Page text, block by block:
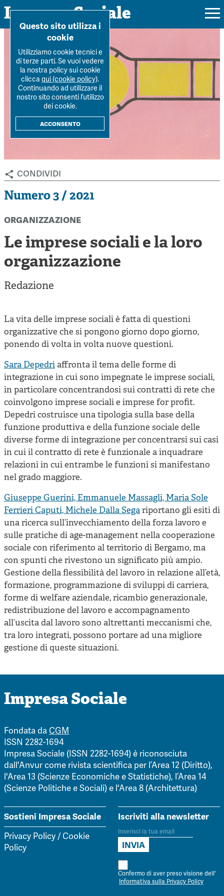
Impresa Sociale
Rivista
Ultimo numero
La Rivista
Submission
Autori
Archivio
Forum
Autori
Argomenti
Dossier
Workshop Impresa Sociale 2021
Impresa sociale e democrazia
Acini di fuoco - Dossier Mezzogiorno
Valutazione e dintorni
Contatti
Home Numero-3-2021
Le imprese sociali e la
loro organizz...
condividi
Numero 3 / 2021
organizzazione
Le imprese sociali e la loro
organizzazione
Redazione
La vita delle imprese sociali è fatta di questioni
organizzative che si pongono giorno dopo giorno,
ponendo di volta in volta nuove questioni.
Sara Depedriaffronta il tema delle forme di
integrazione in cui sono impegnate le imprese sociali,
in particolare concentrandosi sui contratti di rete che
coinvolgono imprese sociali e imprese for profit.
Depedri costruisce una tipologia sulla base della
funzione produttiva e della funzione sociale delle
diverse forme di integrazione per concentrarsi sui casi
in cui il contratto di rete è funzionale a inquadrare
relazioni in cui entrambe le funzioni si manifestano
nel grado maggiore.
Giuseppe Guerini, Emmanuele Massagli, Maria Sole
Ferrieri Caputi, Michele Dalla Segariportano gli esiti di
una ricerca sull’invecchiamento della forza lavoro e
sulle pratiche di age-management nella cooperazione
sociale con riferimento al territorio di Bergamo, ma
con spunti che rivestono un significato più ampio.
Gestione della flessibilità del lavoro in relazione all’età,
formazione, programmazione di sviluppi di carriera,
forme di welfare aziendale, ricambio generazionale,
redistribuzione del lavoro e accompagnamento
all’uscita dal lavoro sono altrettanti meccanismi che,
tra loro integrati, possono portare ad una migliore
gestione di queste situazioni.
Impresa Sociale
Fondata daCGM
ISSN 2282-1694
Impresa Sociale (ISSN 2282-1694) è riconosciuta
dall'Anvur come rivista scientifica per l’Area 12 (Diritto),
l'Area 13 (Scienze Economiche e Statistiche), l’Area 14
(Scienze Politiche e Sociali) e l'Area 8 (Architettura)
Sostieni Impresa Sociale
Privacy Policy/Cookie
Policy
Iscriviti alla newsletter
Confermo di aver preso visione dell'
Informativa sulla Privacy Policy
Questo sito utilizza i
cookie
Utilizziamo cookie tecnici e
di terze parti. Se vuoi vedere
la nostra policy sui cookie
cliccaqui (cookie policy).
Continuando ad utilizzare il
nostro sito consenti l’utilizzo
dei cookie.
acconsento